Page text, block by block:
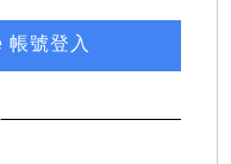
帳號登入